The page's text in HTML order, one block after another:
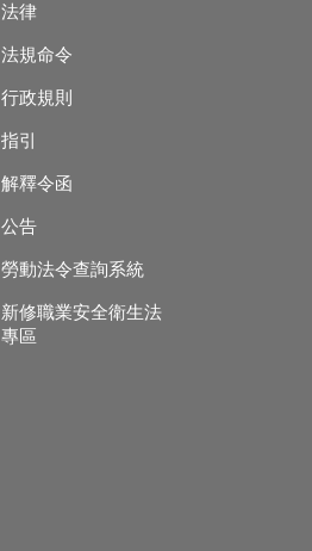
法律
法規命令
行政規則
指引
解釋令函
公告
勞動法令查詢系統
新修職業安全衛生法
專區